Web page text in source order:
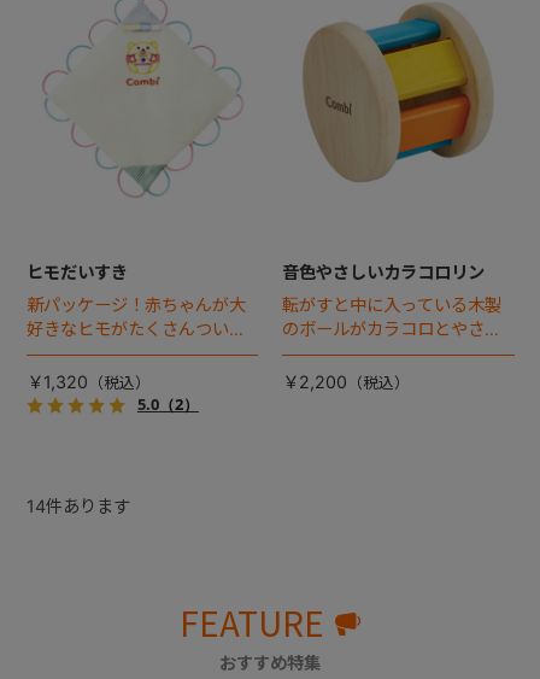
ヒモだいすき
新パッケージ！赤ちゃんが大
好きなヒモがたくさんついた
布製のトイ。
￥1,320
5.0（2）
音色やさしいカラコロリン
転がすと中に入っている木製
のボールがカラコロとやさし
い木の音がします。色と音で
視覚や聴覚を刺激します。
￥2,200
14件あります
FEATURE
おすすめ特集